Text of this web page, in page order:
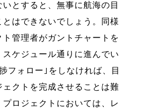
いとすると、無事に航海の目
とはできないでしょう。同様
ト管理者がガントチャートを
ケジュール通りに進んでい
フォロー｣をしなければ、目
ェクトを完成させることは難
プロジェクトにおいては、レ